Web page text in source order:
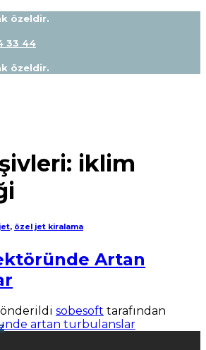
özeldir.
33 44
özeldir.
iklim
, özel jet kiralama
Artan
sobesoft tarafından